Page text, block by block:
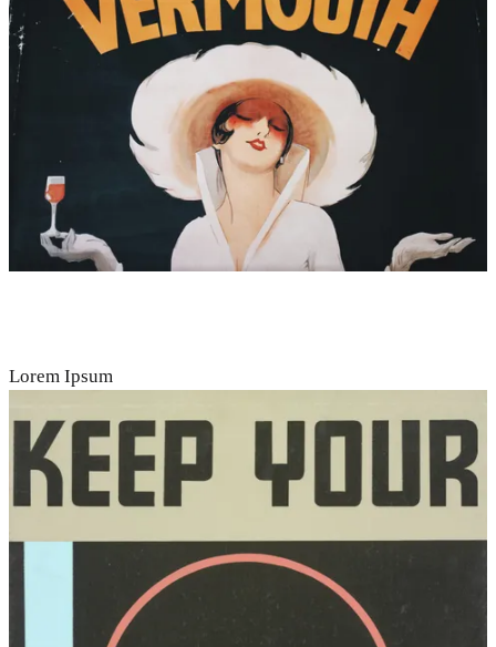
Lorem Ipsum